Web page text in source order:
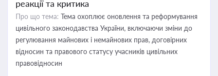
реакції та критика
Про що тема: Тема охоплює оновлення та реформування
цивільного законодавства України, включаючи зміни до
регулювання майнових і немайнових прав, договірних
відносин та правового статусу учасників цивільних
правовідносин